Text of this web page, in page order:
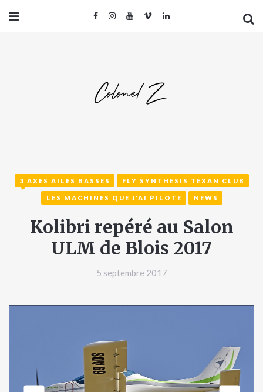
3 AXES AILES BASSES FLY SYNTHESIS TEXAN CLUB
LES MACHINES QUE J'AI PILOTÉ NEWS
Kolibri repéré au Salon
ULM de Blois 2017
5 septembre 2017